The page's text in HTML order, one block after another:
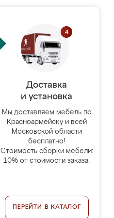
Доставка
и установка
Мы доставляем мебель по
Красноармейску и всей
Московской области
бесплатно!
Стоимость сборки мебели:
10% от стоимости заказа.
ПЕРЕЙТИ В КАТАЛОГ